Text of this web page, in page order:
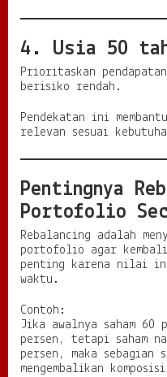
4. Usia 50
Prioritaskan
berisiko rendah.
Pendekatan ini
relevan sesuai
Pentingnya
Portofolio
Rebalancing adalah
portofolio agar
penting karena nilai
waktu.
Contoh:
Jika awalnya saham 60
persen, tetapi saham
persen, maka sebagian
mengembalikan